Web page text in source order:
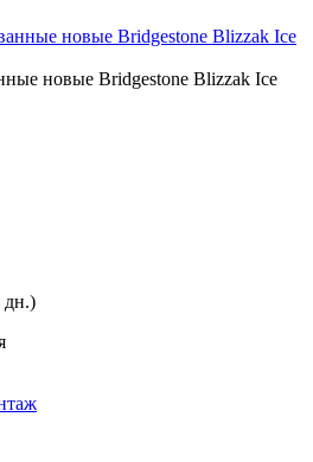
новые Bridgestone Blizzak Ice
дн.)